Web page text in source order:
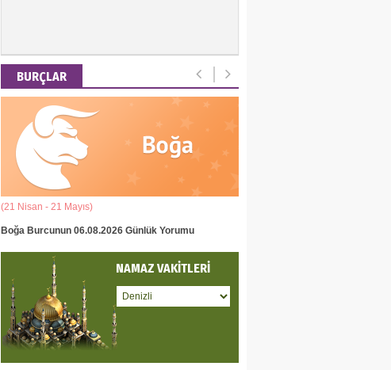
PANDEMİ SONRASI YENİ
DÜNYA DÜZENİ
ANADOLU BASIN YAYIN
BİRLİĞİ
Alaeddin Usta
DÜŞÜNCE VE DÜNYA
Mustafa Göker
Tülay Pay
BURÇLAR
(21 Nisan - 21 Mayıs)
Boğa Burcunun 06.08.2026 Günlük Yorumu
NAMAZ VAKİTLERİ